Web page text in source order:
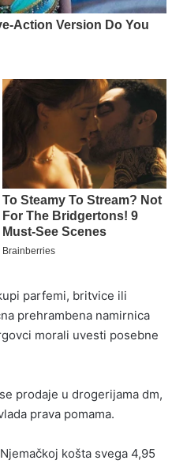
parfemi, britvice ili
prehrambena namirnica
morali uvesti posebne
prodaje u drogerijama dm,
prava pomama.
košta svega 4,95